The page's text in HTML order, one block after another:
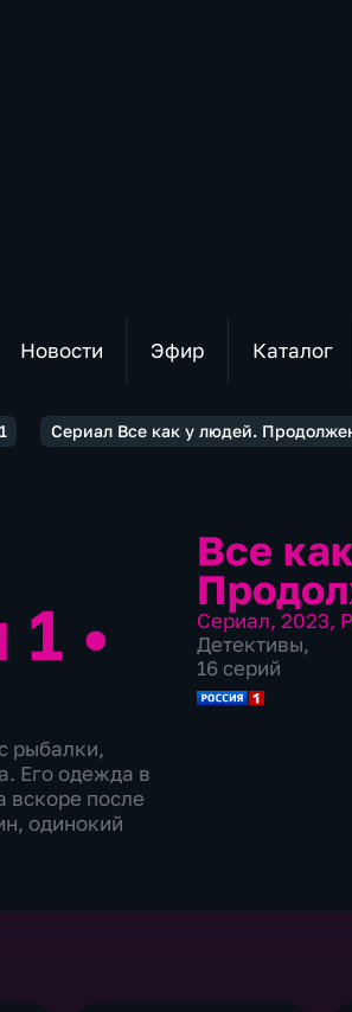
Новости Эфир Каталог
Сериал Все как у людей.
1 •
рыбалки,
Его одежда в
вскоре после
одинокий
Все
Сериал, 2023,
Детективы,
16 серий